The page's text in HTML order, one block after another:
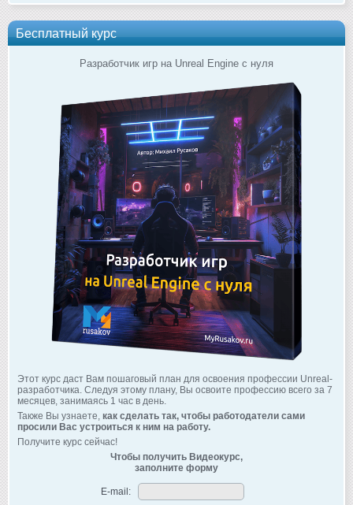
Бесплатный курс
Разработчик игр на Unreal Engine с нуля
Этот курс даст Вам пошаговый план для освоения профессии Unreal-
разработчика. Следуя этому плану, Вы освоите профессию всего за 7
месяцев, занимаясь 1 час в день.
Также Вы узнаете, как сделать так, чтобы работодатели сами
просили Вас устроиться к ним на работу.
Получите курс сейчас!
Чтобы получить Видеокурс,
заполните форму
E-mail: